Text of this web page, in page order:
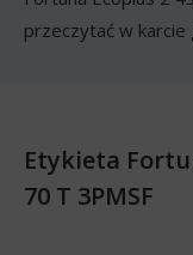
przeczytać w karcie
Etykieta
70 T 3PMSF